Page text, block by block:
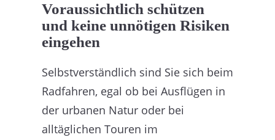
Voraussichtlich schützen
und keine unnötigen Risiken
eingehen
Selbstverständlich sind Sie sich beim
Radfahren, egal ob bei Ausflügen in
der urbanen Natur oder bei
alltäglichen Touren im